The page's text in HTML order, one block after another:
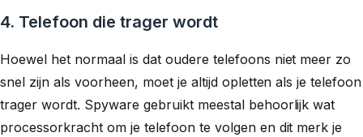
4. Telefoon die trager wordt
Hoewel het normaal is dat oudere telefoons niet meer zo
snel zijn als voorheen, moet je altijd opletten als je telefoon
trager wordt. Spyware gebruikt meestal behoorlijk wat
processorkracht om je telefoon te volgen en dit merk je